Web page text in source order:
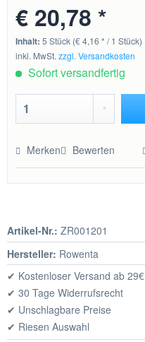
€ 20,78 *
Inhalt:5 Stück (€ 4,16 * / 1 Stück)
inkl. MwSt.zzgl. Versandkosten
Sofort versandfertig
Merken Bewerten
Artikel-Nr.: ZR001201
Hersteller: Rowenta
✔ Kostenloser Versand ab 29€
✔ 30 Tage Widerrufsrecht
✔ Unschlagbare Preise
✔ Riesen Auswahl